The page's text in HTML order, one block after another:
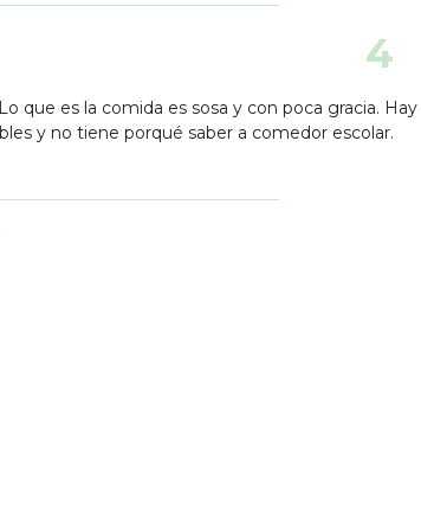
4
que es la comida es sosa y con poca gracia. Hay
y no tiene porqué saber a comedor escolar.